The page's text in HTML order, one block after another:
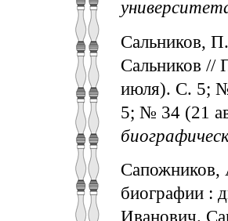
Сальников,
Сальников
июля). С. 5;
5; № 34 (21
Сапожников,
биографии :
Иванович.